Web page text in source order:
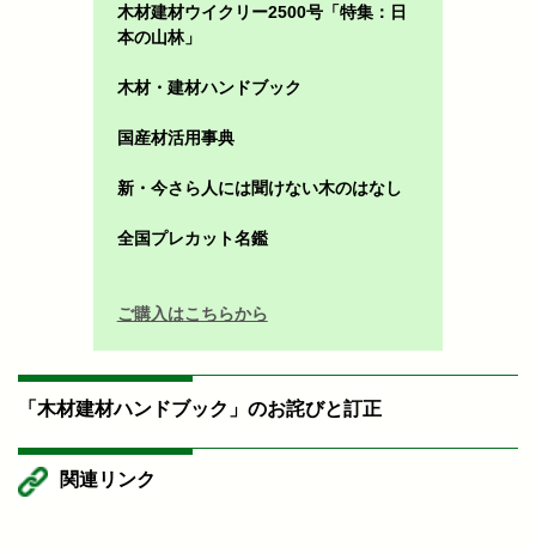
木材建材ウイクリー2500号「特集：日
本の山林」
木材・建材ハンドブック
国産材活用事典
新・今さら人には聞けない木のはなし
全国プレカット名鑑
ご購入はこちらから
「木材建材ハンドブック」のお詫びと訂正
関連リンク